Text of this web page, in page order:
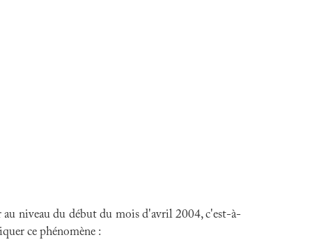
niveau du début du mois d'avril 2004, c'est-à-
ce phénomène :